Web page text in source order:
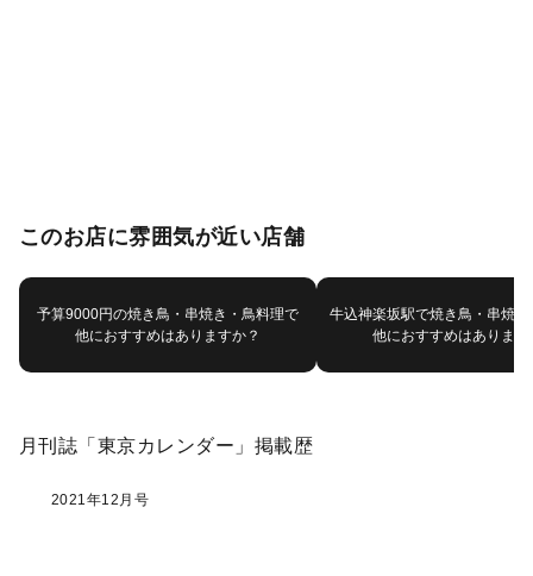
このお店に雰囲気が近い店舗
予算9000円の焼き鳥・串焼き・鳥料理で
他におすすめはありますか？
牛込神楽坂駅で焼き鳥・串焼
他におすすめはあります
月刊誌「東京カレンダー」掲載歴
2021年12月号